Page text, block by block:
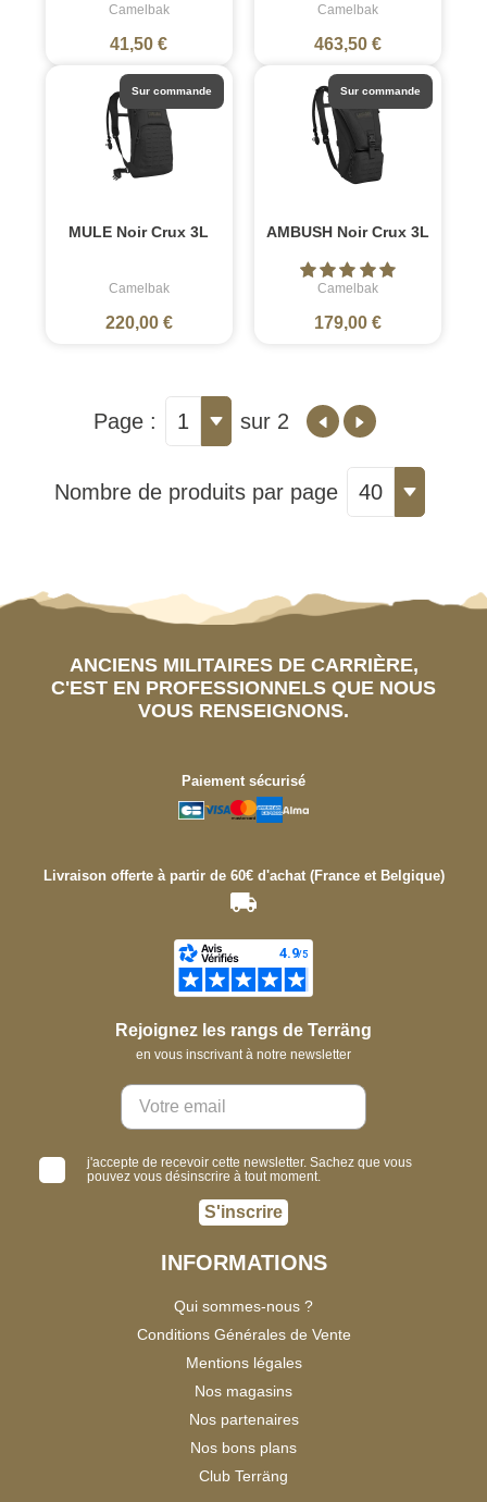
Camelbak
41,50 €
Camelbak
463,50 €
MULE Noir Crux 3L
Camelbak
220,00 €
Sur commande
AMBUSH Noir Crux 3L
Camelbak
179,00 €
Sur commande
Page : 1 sur 2
Nombre de produits par page 40
ANCIENS MILITAIRES DE CARRIÈRE,
C'EST EN PROFESSIONNELS QUE NOUS
VOUS RENSEIGNONS.
Paiement sécurisé
Livraison offerte à partir de 60€ d'achat (France et Belgique)
Rejoignez les rangs de Terräng
en vous inscrivant à notre newsletter
j'accepte de recevoir cette newsletter. Sachez que vous
pouvez vous désinscrire à tout moment.
S'inscrire
INFORMATIONS
Qui sommes-nous ?
Conditions Générales de Vente
Mentions légales
Nos magasins
Nos partenaires
Nos bons plans
Club Terräng